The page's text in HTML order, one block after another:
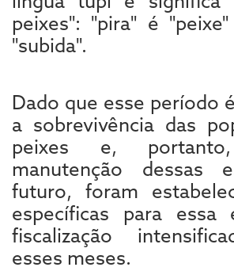
peixes": "pira" é
"subida".
Dado que esse período
a sobrevivência das
peixes e,
manutenção dessas
futuro, foram
específicas para essa
fiscalização
esses meses.